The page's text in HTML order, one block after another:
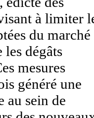
à limiter
du marché
dégâts
mesures
généré une
au sein de